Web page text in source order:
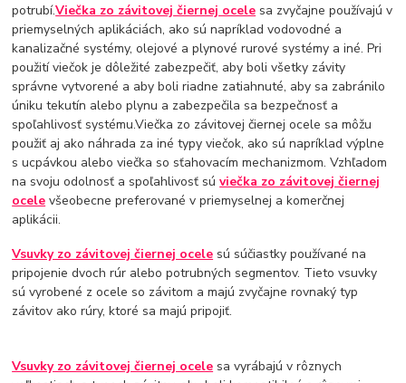
potrubí.Viečka zo závitovej čiernej ocele sa zvyčajne používajú v
priemyselných aplikáciách, ako sú napríklad vodovodné a
kanalizačné systémy, olejové a plynové rurové systémy a iné. Pri
použití viečok je dôležité zabezpečiť, aby boli všetky závity
správne vytvorené a aby boli riadne zatiahnuté, aby sa zabránilo
úniku tekutín alebo plynu a zabezpečila sa bezpečnosť a
spoľahlivosť systému.Viečka zo závitovej čiernej ocele sa môžu
použiť aj ako náhrada za iné typy viečok, ako sú napríklad výplne
s ucpávkou alebo viečka so sťahovacím mechanizmom. Vzhľadom
na svoju odolnosť a spoľahlivosť súviečka zo závitovej čiernej
ocele všeobecne preferované v priemyselnej a komerčnej
aplikácii.
Vsuvky zo závitovej čiernej ocele sú súčiastky používané na
pripojenie dvoch rúr alebo potrubných segmentov. Tieto vsuvky
sú vyrobené z ocele so závitom a majú zvyčajne rovnaký typ
závitov ako rúry, ktoré sa majú pripojiť.
Vsuvky zo závitovej čiernej ocele sa vyrábajú v rôznych